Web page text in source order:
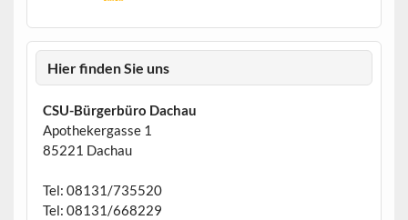
Hier finden Sie uns
CSU-Bürgerbüro Dachau
Apothekergasse 1
85221 Dachau
Tel: 08131/735520
Tel: 08131/668229